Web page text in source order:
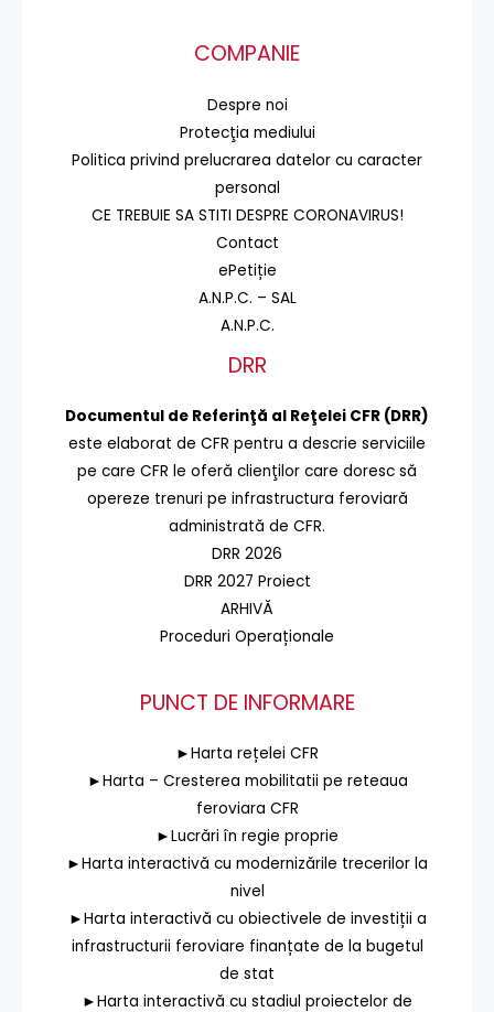
COMPANIE
Despre noi
Protecţia mediului
Politica privind prelucrarea datelor cu caracter
personal
CE TREBUIE SA STITI DESPRE CORONAVIRUS!
Contact
ePetiție
A.N.P.C. – SAL
A.N.P.C.
DRR
Documentul de Referinţă al Reţelei CFR (DRR)
este elaborat de CFR pentru a descrie serviciile
pe care CFR le oferă clienţilor care doresc să
opereze trenuri pe infrastructura feroviară
administrată de CFR.
DRR 2026
DRR 2027 Proiect
ARHIVĂ
Proceduri Operaționale
PUNCT DE INFORMARE
►Harta rețelei CFR
►Harta – Cresterea mobilitatii pe reteaua
feroviara CFR
►Lucrări în regie proprie
►Harta interactivă cu modernizările trecerilor la
nivel
►Harta interactivă cu obiectivele de investiții a
infrastructurii feroviare finanțate de la bugetul
de stat
►Harta interactivă cu stadiul proiectelor de